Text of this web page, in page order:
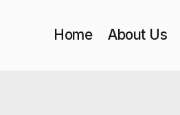
Home About Us